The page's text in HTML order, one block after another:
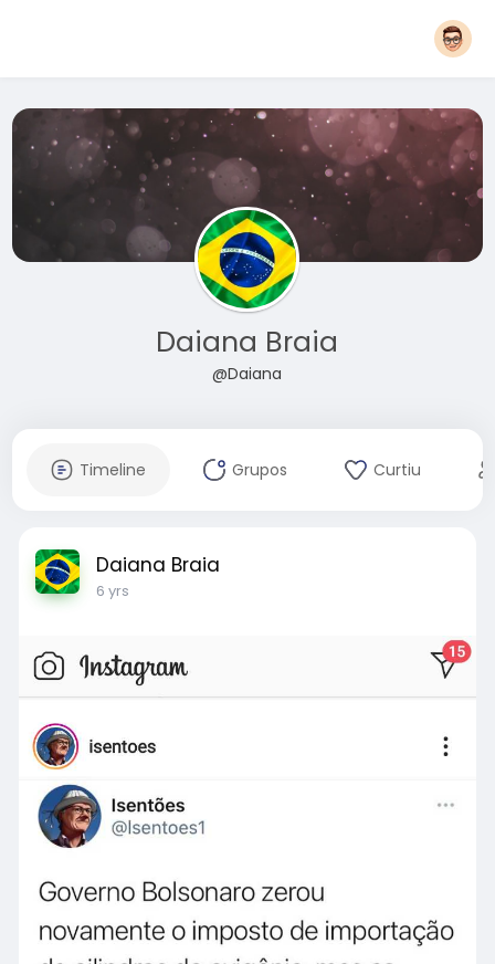
Daiana Braia
@Daiana
Timeline Grupos Curtiu
Daiana Braia
6 yrs